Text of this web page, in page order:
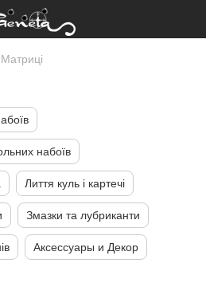
Матриці
набоїв
Лиття куль і картечі
Змазки та лубриканти
Аксессуары и Декор